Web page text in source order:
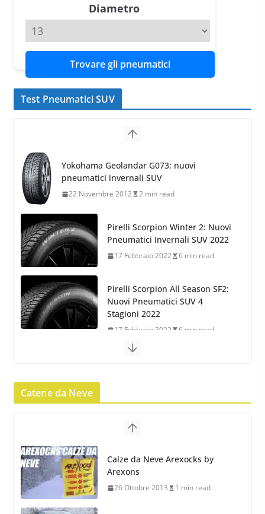
Diametro
Trovare gli pneumatici
Test Pneumatici SUV
Yokohama Geolandar G073: nuovi
pneumatici invernali SUV
22 Novembre 2012 2 min read
Pirelli Scorpion Winter 2: Nuovi
Pneumatici Invernali SUV 2022
17 Febbraio 2022 6 min read
Pirelli Scorpion All Season SF2:
Nuovi Pneumatici SUV 4
Stagioni 2022
17 Febbraio 2022 6 min read
13 Maggio 2015 2 min read
condizioni invernali difficili
23 Aprile 2013
Catene da Neve
Calze da Neve Arexocks by
Arexons
26 Ottobre 2013 1 min read